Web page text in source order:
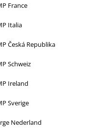
France
Italia
Česká Republika
Schweiz
Ireland
Sverige
Nederland
juin 2017
ai qui ont 10 ans et qui